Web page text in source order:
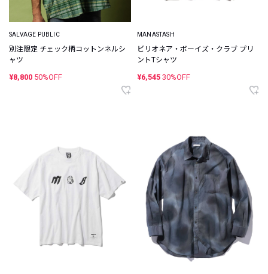
SALVAGE PUBLIC
別注限定 チェック柄コットンネルシ
ャツ
¥8,800 50%OFF
MANASTASH
ビリオネア・ボーイズ・クラブ プリ
ントTシャツ
¥6,545 30%OFF